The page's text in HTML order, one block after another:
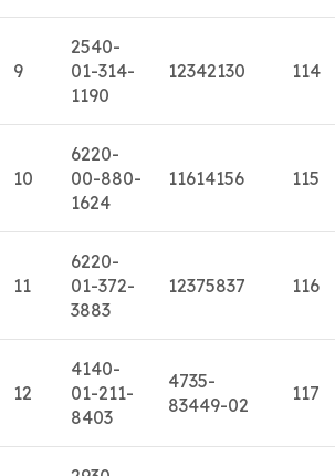
9
2540-
01-314-
1190
12342130 114
10
6220-
00-880-
1624
11614156 115
11
6220-
01-372-
3883
12375837 116
12
4140-
01-211-
8403
4735-
83449-02
117